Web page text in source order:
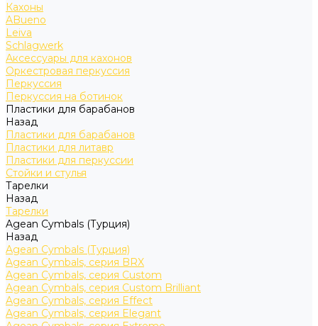
Кахоны
ABueno
Leiva
Schlagwerk
Аксессуары для кахонов
Оркестровая перкуссия
Перкуссия
Перкуссия на ботинок
Пластики для барабанов
Назад
Пластики для барабанов
Пластики для литавр
Пластики для перкуссии
Стойки и стулья
Тарелки
Назад
Тарелки
Agean Cymbals (Турция)
Назад
Agean Cymbals (Турция)
Agean Cymbals, серия BRX
Agean Cymbals, серия Custom
Agean Cymbals, серия Custom Brilliant
Agean Cymbals, серия Effect
Agean Cymbals, серия Elegant